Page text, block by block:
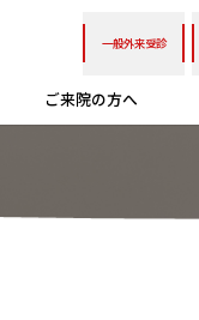
一般外来受診
ご来院の方へ